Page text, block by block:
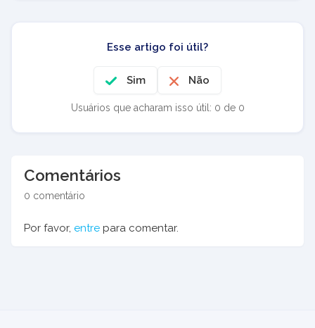
Esse artigo foi útil?
Sim Não
Usuários que acharam isso útil: 0 de 0
Comentários
0 comentário
Por favor, entre para comentar.